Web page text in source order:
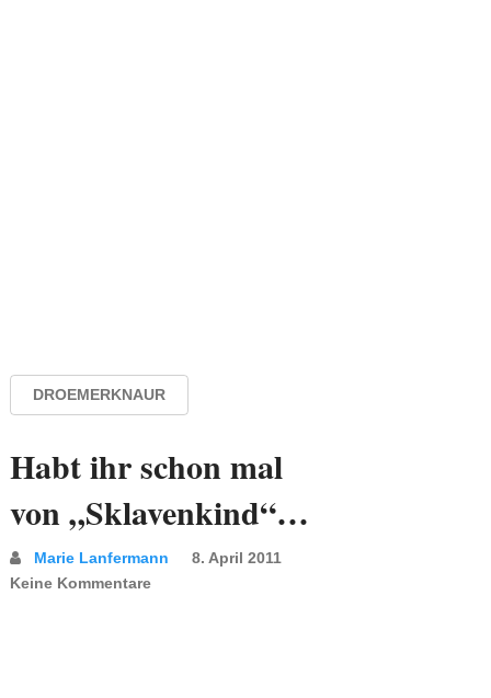
DROEMERKNAUR
Habt ihr schon mal
von „Sklavenkind“…
Marie Lanfermann
8. April 2011
Keine Kommentare